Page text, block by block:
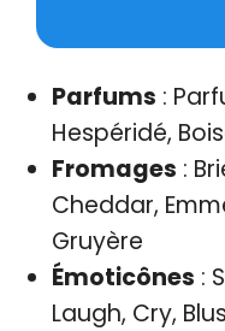
Parfums :
Hespéridé,
Fromages :
Cheddar,
Gruyère
Émoticônes :
Laugh, Cry,